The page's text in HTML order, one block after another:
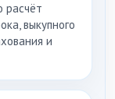
расчёт
выкупного
и